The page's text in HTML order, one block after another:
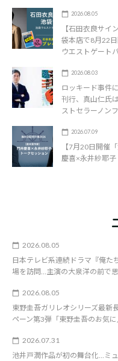
2026.08.05
【石田衣良サ
袋本店で8月22
ウエストゲート
2026.08.03
ロッキード事件
刊行、真山仁氏
ストセラーノン
2026.07.09
【7月20日開催
慶喜×永井紗耶
2026.08.05
日本テレビ系連続ドラマ『俺た
場を訪問…主演の大泉洋の前で
2026.08.05
東野圭吾ガリレオシリーズ最新
ペーン第3弾「東野圭吾のお気
2026.07.31
池井戸潤作品が初の舞台化…ミ